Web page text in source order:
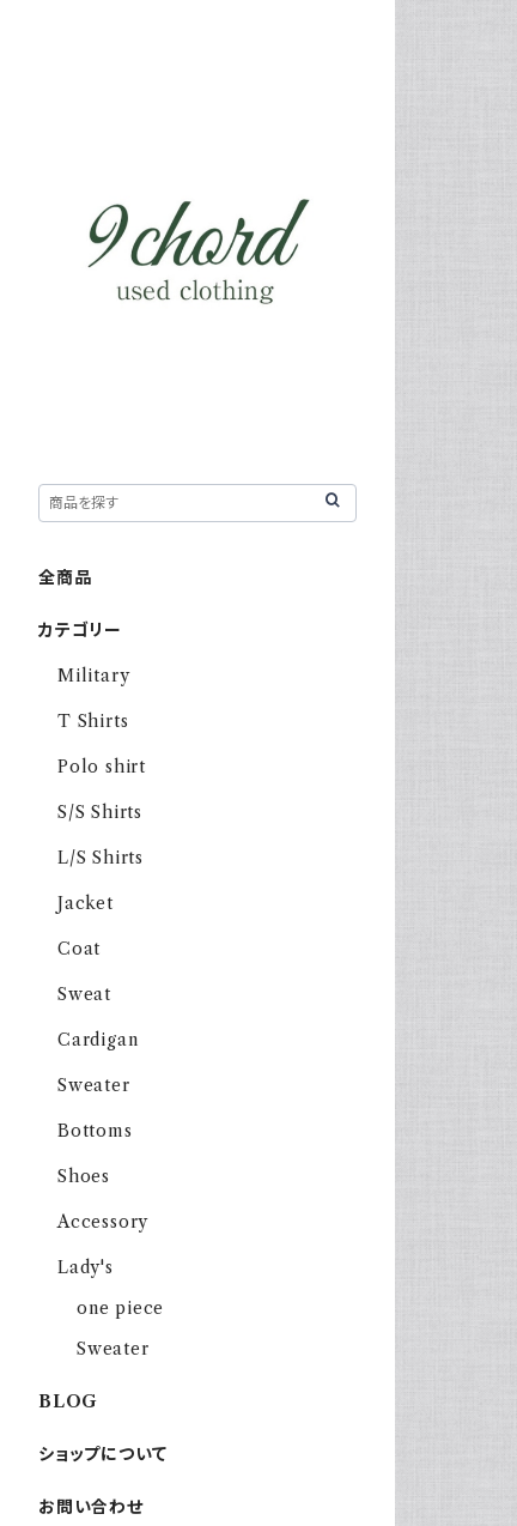
全商品
カテゴリー
Military
T Shirts
Polo shirt
S/S Shirts
L/S Shirts
Jacket
Coat
Sweat
Cardigan
Sweater
Bottoms
Shoes
Accessory
Lady's
one piece
Sweater
BLOG
ショップについて
お問い合わせ